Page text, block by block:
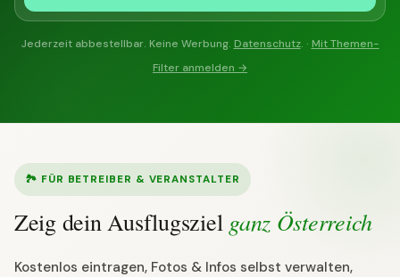
Jederzeit abbestellbar. Keine Werbung. Datenschutz. · Mit Themen-
Filter anmelden →
🏞 FÜR BETREIBER & VERANSTALTER
Zeig dein Ausflugsziel ganz Österreich
Kostenlos eintragen, Fotos & Infos selbst verwalten,